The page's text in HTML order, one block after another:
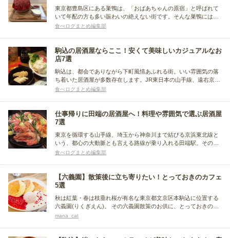
東京都豊島区にある巣鴨は、「おばあちゃんの原宿」と呼ばれて
いて年配の方も多い賑わいの絶えない街です。そんな巣鴨には、
ゆったりと落ち着いて過ごせる雰囲気のお店や若者も親しみやす
めました。
食べログまとめ編集部
駒込の居酒屋ならここ！安くて美味しいカジュアルなお
店7選
駒込は、都会でありながら下町風情あふれる街。いい雰囲気の落
ち着いた居酒屋が多数存在します。JR東日本の山手線、遠右京メ
トロの南北線が乗り入れるなど、都心からのアクセスもよく飲食
食べログまとめ編集部
仕事帰りに田端の居酒屋へ！料理や雰囲気で選ぶ居酒屋
7選
東京を循環する山手線、埼玉から神奈川まで結びる京浜東北線と
いう、都心の大動脈とも言える路線が乗り入れる田端駅。そのた
め居酒屋へ立ち寄ったとしても、アクセスが便利な立地です。今
さい。
食べログまとめ編集部
【六義園】散策後に立ち寄りたい！とっておきのカフェ
5選
秋は紅葉・春は枝垂れ桜が有名な東京都文京区本駒込に位置する
六義園(りくぎえん)。 その六義園散策のお供に、とっておきのカ
フェも制覇できて二度美味しい♪ 今回は選りすぐりの5店をご紹介
mana_cat